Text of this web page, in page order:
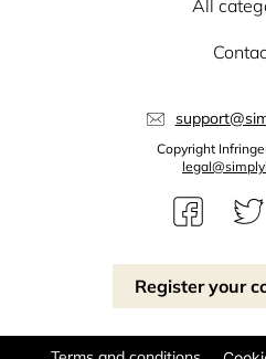
Register your
All
Copyright